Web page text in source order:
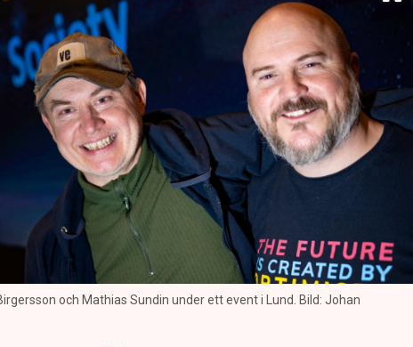
och Mathias Sundin under ett event i Lund. Bild: Johan